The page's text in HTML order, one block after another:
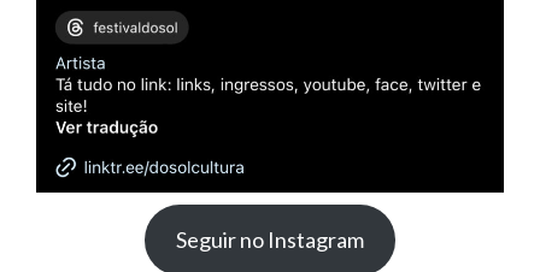
Seguir no Instagram